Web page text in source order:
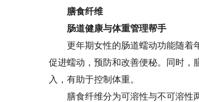
膳食纤维
肠道健康与体重管理帮手
更年期女性的肠道蠕动功能随着年
促进蠕动，预防和改善便秘。同时，
入，有助于控制体重。
膳食纤维分为可溶性与不可溶性两